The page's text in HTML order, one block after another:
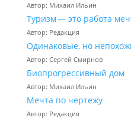
Автор: Михаил Ильин
Туризм — это работа
Автор: Редакция
Одинаковые, но
Автор: Сергей Смирнов
Биопрогрессивный дом
Автор: Михаил Ильин
Мечта по чертежу
Автор: Редакция